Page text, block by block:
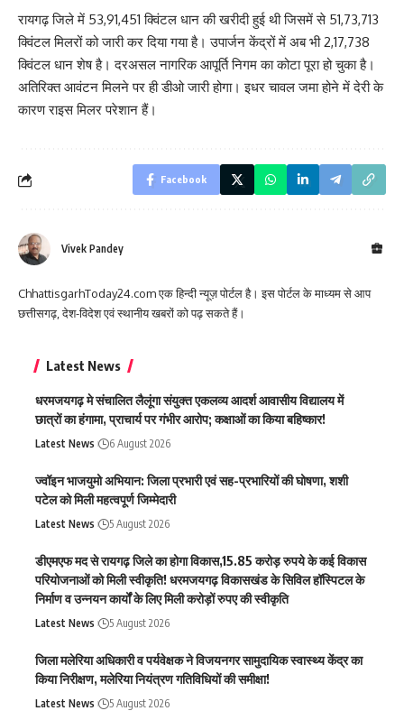
रायगढ़ जिले में 53,91,451 क्विंटल धान की खरीदी हुई थी जिसमें से 51,73,713
क्विंटल मिलरों को जारी कर दिया गया है। उपार्जन केंद्रों में अब भी 2,17,738
क्विंटल धान शेष है। दरअसल नागरिक आपूर्ति निगम का कोटा पूरा हो चुका है।
अतिरिक्त आवंटन मिलने पर ही डीओ जारी होगा। इधर चावल जमा होने में देरी के
कारण राइस मिलर परेशान हैं।
Facebook
Vivek Pandey
ChhattisgarhToday24.com एक हिन्दी न्यूज़ पोर्टल है। इस पोर्टल के माध्यम से आप
छत्तीसगढ़, देश-विदेश एवं स्थानीय खबरों को पढ़ सकते हैं।
Latest News
धरमजयगढ़ मे संचालित लैलूंगा संयुक्त एकलव्य आदर्श आवासीय विद्यालय में
छात्रों का हंगामा, प्राचार्य पर गंभीर आरोप; कक्षाओं का किया बहिष्कार!
Latest News 6 August 2026
ज्वॉइन भाजयुमो अभियान: जिला प्रभारी एवं सह-प्रभारियों की घोषणा, शशी
पटेल को मिली महत्वपूर्ण जिम्मेदारी
Latest News 5 August 2026
डीएमएफ मद से रायगढ़ जिले का होगा विकास,15.85 करोड़ रुपये के कई विकास
परियोजनाओं को मिली स्वीकृति! धरमजयगढ़ विकासखंड के सिविल हॉस्पिटल के
निर्माण व उन्नयन कार्यों के लिए मिली करोड़ों रुपए की स्वीकृति
Latest News 5 August 2026
जिला मलेरिया अधिकारी व पर्यवेक्षक ने विजयनगर सामुदायिक स्वास्थ्य केंद्र का
किया निरीक्षण, मलेरिया नियंत्रण गतिविधियों की समीक्षा!
Latest News 5 August 2026